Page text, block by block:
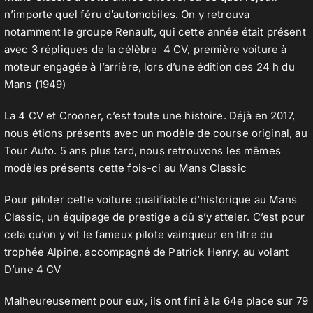
n’importe quel féru d’automobiles. On y retrouva
notamment le groupe Renault, qui cette année était présent
avec 3 répliques de la célèbre 4 CV, première voiture à
moteur engagée à l’arrière, lors d’une édition des 24 h du
Mans (1949)
La 4 CV et Crooner, c’est toute une histoire. Déjà en 2017,
nous étions présents avec un modèle de course original, au
Tour Auto. 5 ans plus tard, nous retrouvons les mêmes
modèles présents cette fois-ci au Mans Classic
Pour piloter cette voiture qualifiable d’historique au Mans
Classic, un équipage de prestige a dû s’y atteler. C’est pour
cela qu’on y vit le fameux pilote vainqueur en titre du
trophée Alpine, accompagné de Patrick Henry, au volant
D’une 4 CV
Malheureusement pour eux, ils ont fini à la 64e place sur 79